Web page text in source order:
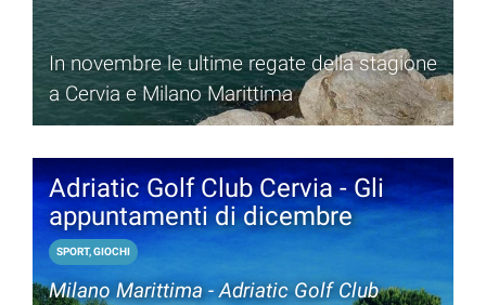
In novembre le ultime regate della stagione
a Cervia e Milano Marittima
Adriatic Golf Club Cervia - Gli
appuntamenti di dicembre
SPORT, GIOCHI
Milano Marittima - Adriatic Golf Club